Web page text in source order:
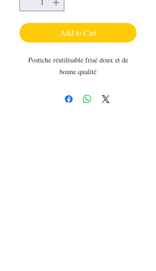
Add to Cart
Postiche réutilisable frisé doux et de
bonne qualité